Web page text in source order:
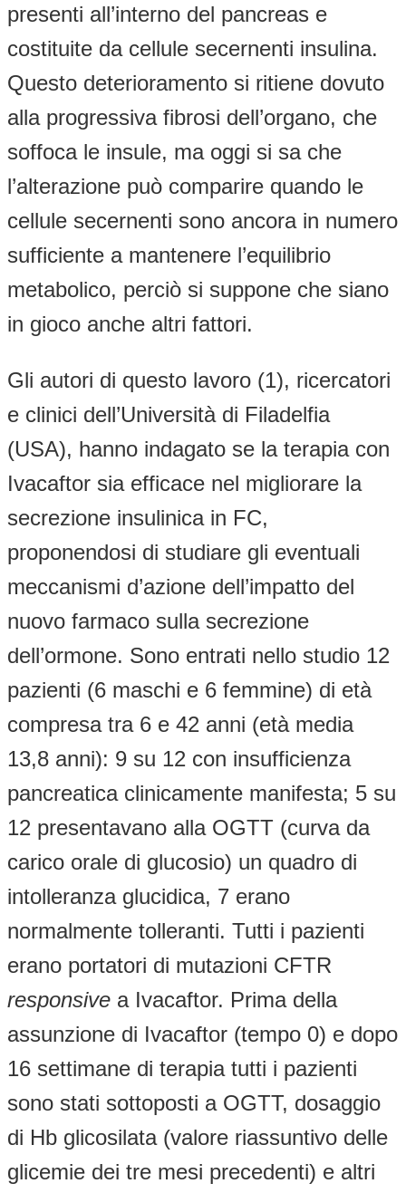
presenti all’interno del pancreas e
costituite da cellule secernenti insulina.
Questo deterioramento si ritiene dovuto
alla progressiva fibrosi dell’organo, che
soffoca le insule, ma oggi si sa che
l’alterazione può comparire quando le
cellule secernenti sono ancora in numero
sufficiente a mantenere l’equilibrio
metabolico, perciò si suppone che siano
in gioco anche altri fattori.
Gli autori di questo lavoro (1), ricercatori
e clinici dell’Università di Filadelfia
(USA), hanno indagato se la terapia con
Ivacaftor sia efficace nel migliorare la
secrezione insulinica in FC,
proponendosi di studiare gli eventuali
meccanismi d’azione dell’impatto del
nuovo farmaco sulla secrezione
dell’ormone. Sono entrati nello studio 12
pazienti (6 maschi e 6 femmine) di età
compresa tra 6 e 42 anni (età media
13,8 anni): 9 su 12 con insufficienza
pancreatica clinicamente manifesta; 5 su
12 presentavano alla OGTT (curva da
carico orale di glucosio) un quadro di
intolleranza glucidica, 7 erano
normalmente tolleranti. Tutti i pazienti
erano portatori di mutazioni CFTR
responsive a Ivacaftor. Prima della
assunzione di Ivacaftor (tempo 0) e dopo
16 settimane di terapia tutti i pazienti
sono stati sottoposti a OGTT, dosaggio
di Hb glicosilata (valore riassuntivo delle
glicemie dei tre mesi precedenti) e altri